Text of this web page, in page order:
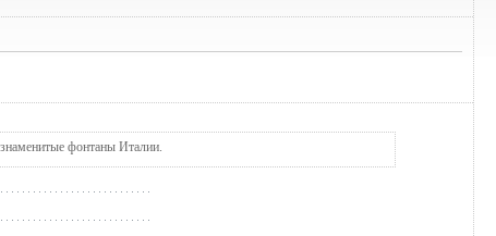
фонтаны Италии.